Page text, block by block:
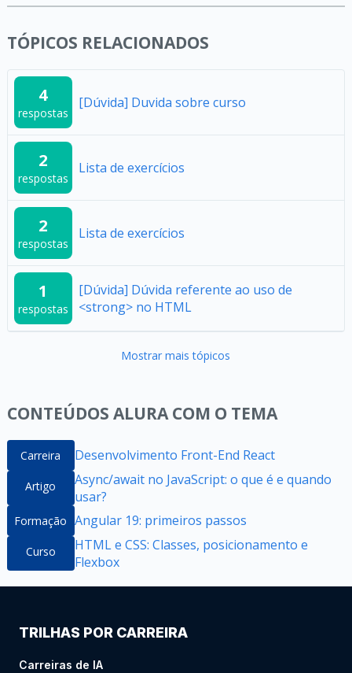
TÓPICOS RELACIONADOS
4
respostas
[Dúvida] Duvida sobre curso
2
respostas
Lista de exercícios
2
respostas
Lista de exercícios
1
respostas
[Dúvida] Dúvida referente ao uso de
<strong> no HTML
Mostrar mais tópicos
CONTEÚDOS ALURA COM O TEMA
Carreira Desenvolvimento Front-End React
Artigo
Async/await no JavaScript: o que é e quando
usar?
Formação Angular 19: primeiros passos
Curso
HTML e CSS: Classes, posicionamento e
Flexbox
TRILHAS POR CARREIRA
Carreiras de IA